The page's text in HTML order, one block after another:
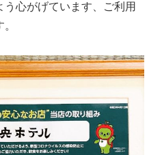
心がげています、ご利用